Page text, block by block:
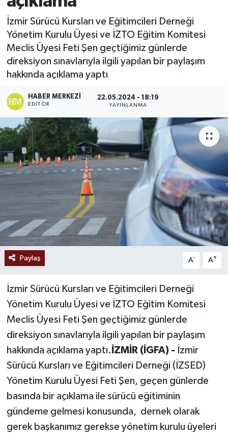
İzmir Sürücü Kursları ve Eğitimcileri Derneği
Yönetim Kurulu Üyesi ve İZTO Eğitim Komitesi
Meclis Üyesi Feti Şen geçtiğimiz günlerde
direksiyon sınavlarıyla ilgili yapılan bir paylaşım
hakkında açıklama yaptı
HABER MERKEZI
EDITÖR
22.05.2024 - 18:19
YAYINLANMA
Paylaş A- A+
İzmir Sürücü Kursları ve Eğitimcileri Derneği
Yönetim Kurulu Üyesi ve İZTO Eğitim Komitesi
Meclis Üyesi Feti Şen geçtiğimiz günlerde
direksiyon sınavlarıyla ilgili yapılan bir paylaşım
hakkında açıklama yaptı. İZMİR (İGFA) - İzmir
Sürücü Kursları ve Eğitimcileri Derneği (İZSED)
Yönetim Kurulu Üyesi Feti Şen, geçen günlerde
basında bir açıklama ile sürücü eğitiminin
gündeme gelmesi konusunda, dernek olarak
gerek başkanımız gerekse yönetim kurulu üyeleri
Ekonomi
Sağlık
Tokat Haber